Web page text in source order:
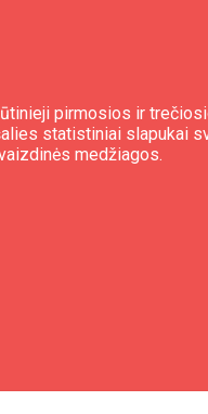
pirmosios ir
statistiniai slapukai
medžiagos.